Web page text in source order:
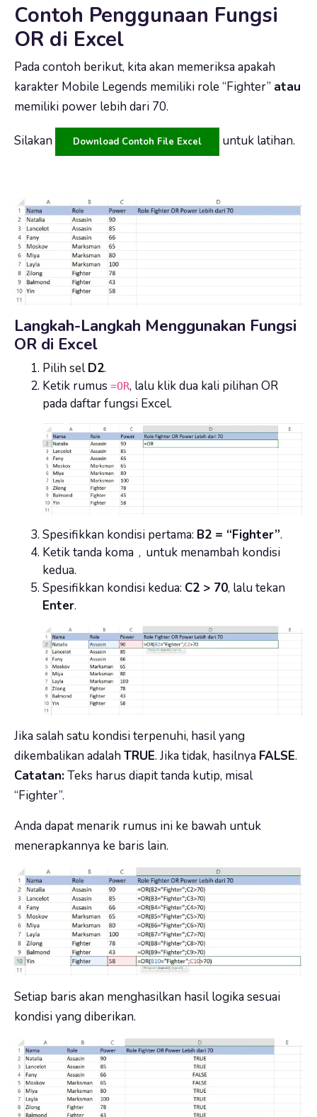
Contoh Penggunaan Fungsi
OR di Excel
Pada contoh berikut, kita akan memeriksa apakah
karakter Mobile Legends memiliki role “Fighter” atau
memiliki power lebih dari 70.
Silakan Download Contoh File Excel untuk latihan.
Langkah-Langkah Menggunakan Fungsi
OR di Excel
Pilih selD2.
Ketik rumus =OR, lalu klik dua kali pilihan OR
pada daftar fungsi Excel.
Spesifikkan kondisi pertama: B2 = “Fighter”.
Ketik tanda koma , untuk menambah kondisi
kedua.
Spesifikkan kondisi kedua: C2 > 70, lalu tekan
Enter.
Jika salah satu kondisi terpenuhi, hasil yang
dikembalikan adalah TRUE. Jika tidak, hasilnya FALSE.
Catatan:Teks harus diapit tanda kutip, misal
“Fighter”.
Anda dapat menarik rumus ini ke bawah untuk
menerapkannya ke baris lain.
Setiap baris akan menghasilkan hasil logika sesuai
kondisi yang diberikan.